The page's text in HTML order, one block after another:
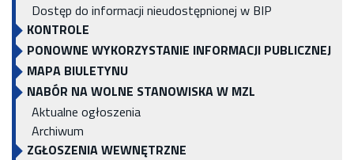
Dostęp do informacji nieudostępnionej w BIP
KONTROLE
PONOWNE WYKORZYSTANIE INFORMACJI PUBLICZNEJ
MAPA BIULETYNU
NABÓR NA WOLNE STANOWISKA W MZL
Aktualne ogłoszenia
Archiwum
ZGŁOSZENIA WEWNĘTRZNE